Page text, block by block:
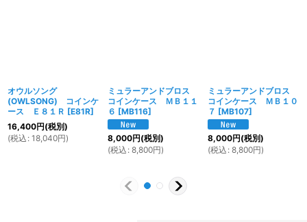
オウルソング
(OWLSONG) コインケ
ース Ｅ８１Ｒ [E81R]
16,400円(税別)
(税込 : 18,040円)
ミュラーアンドブロス
コインケース ＭＢ１１
６ [MB116]
8,000円(税別)
(税込 : 8,800円)
ミュラーアンドブロス
コインケース ＭＢ１０
７ [MB107]
8,000円(税別)
(税込 : 8,800円)